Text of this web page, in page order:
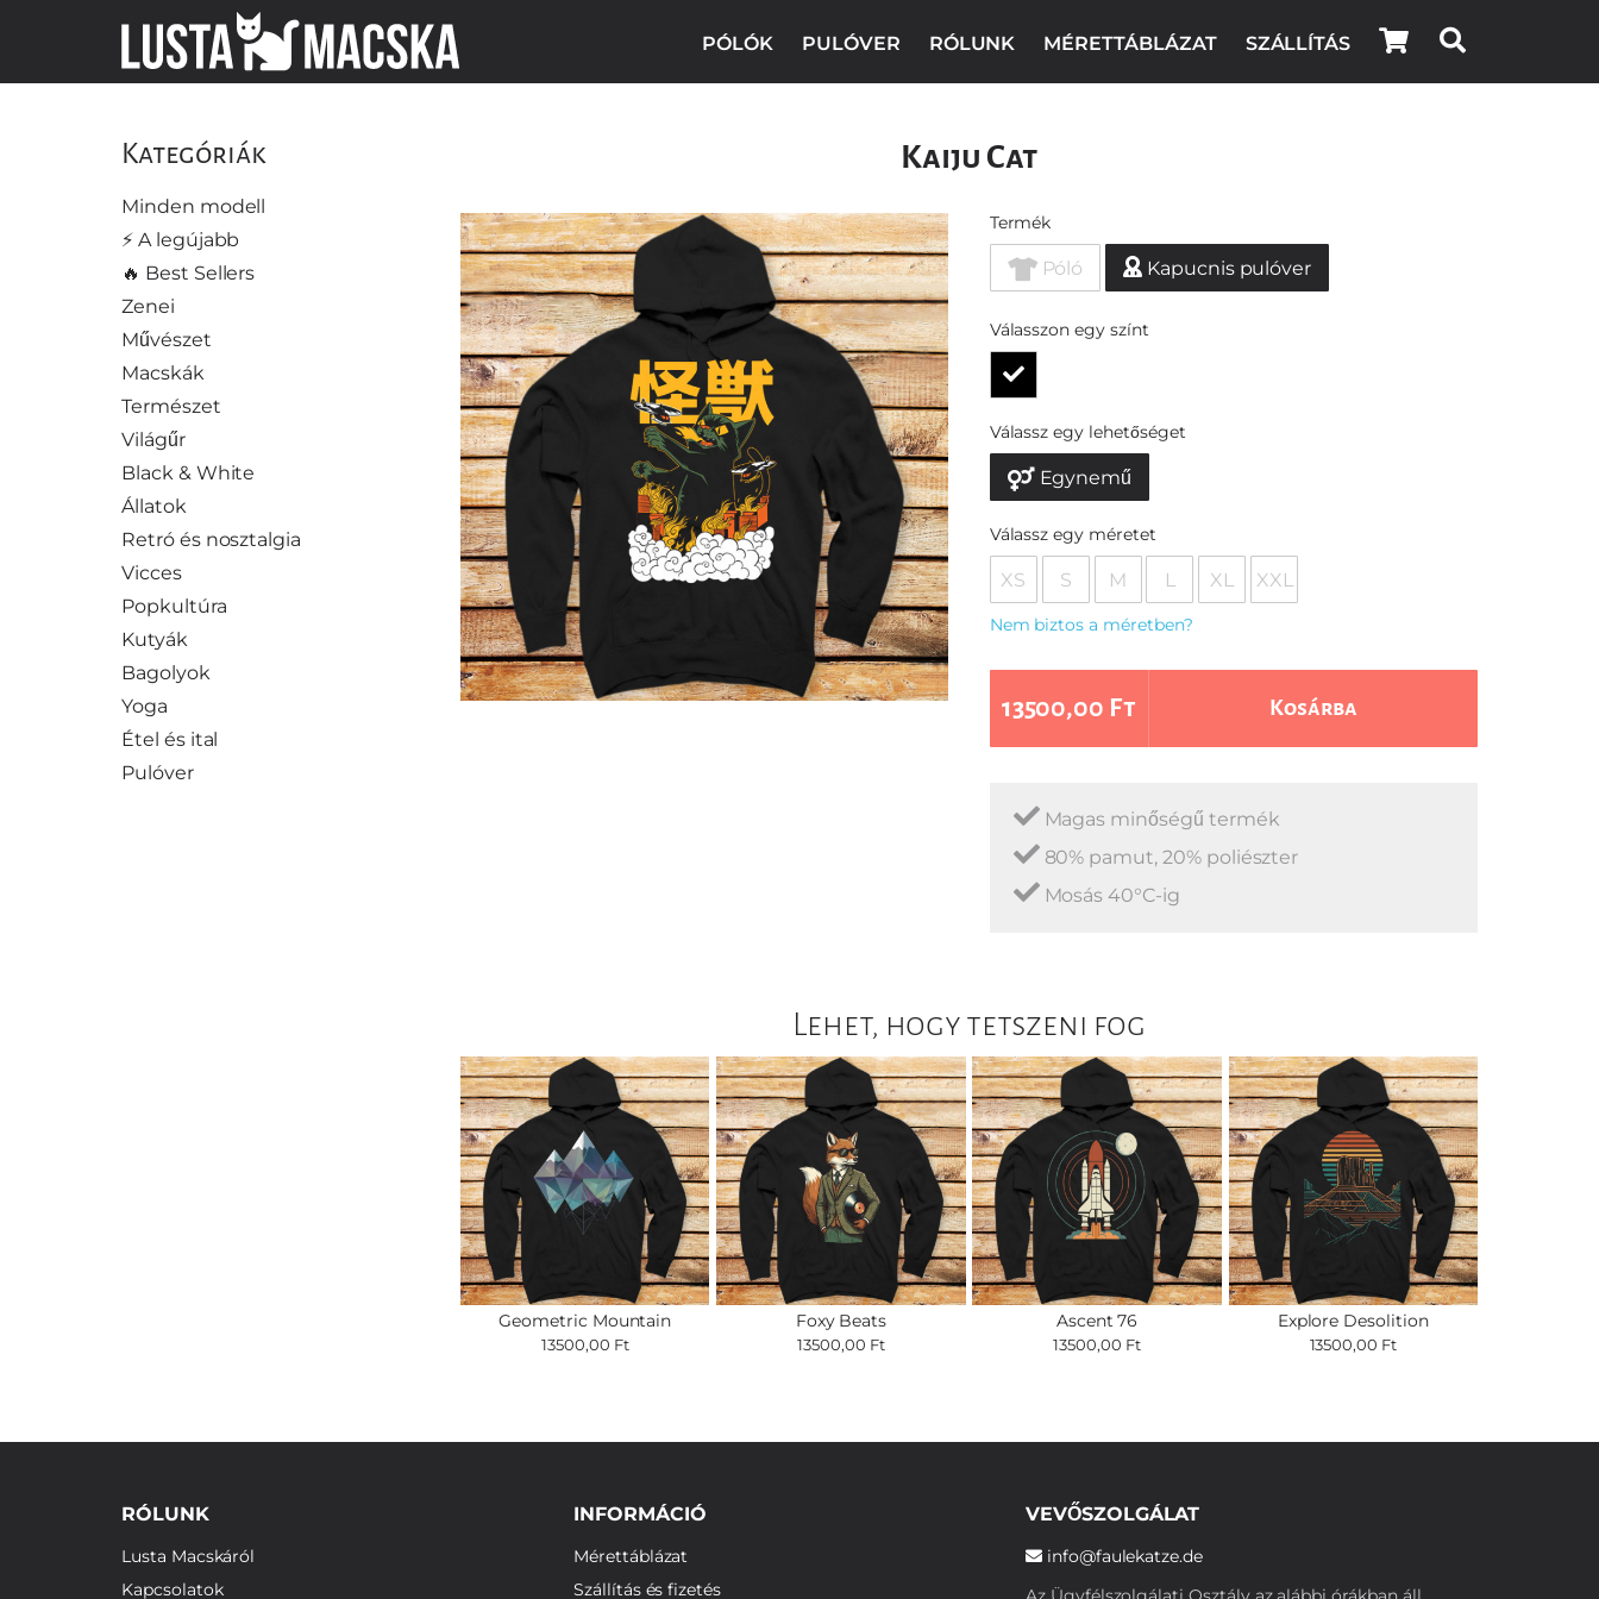
PÓLÓK PULÓVER RÓLUNK MÉRETTÁBLÁZAT SZÁLLÍTÁS
Kategóriák
Minden modell
⚡️ A legújabb
🔥 Best Sellers
Zenei
Művészet
Macskák
Természet
Világűr
Black & White
Állatok
Retró és nosztalgia
Vicces
Popkultúra
Kutyák
Bagolyok
Yoga
Étel és ital
Pulóver
Kaiju Cat
Termék
Póló Kapucnis pulóver
Válasszon egy színt
Válassz egy lehetőséget
Egynemű
Válassz egy méretet
XS S M L XL XXL
Nem biztos a méretben?
13500,00 Ft Kosárba
Magas minőségű termék
80% pamut, 20% poliészter
Mosás 40°C-ig
Lehet, hogy tetszeni fog
Geometric Mountain
13500,00 Ft
Foxy Beats
13500,00 Ft
Ascent 76
13500,00 Ft
Explore Desolition
13500,00 Ft
RÓLUNK
Lusta Macskáról
Kapcsolatok
INFORMÁCIÓ
Mérettáblázat
Szállítás és fizetés
VEVŐSZOLGÁLAT
info@faulekatze.de